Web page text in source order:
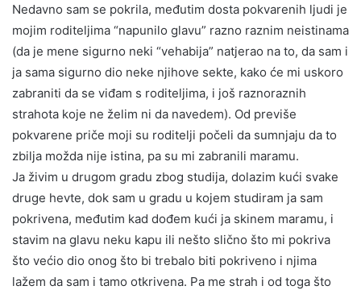
Nedavno sam se pokrila, međutim dosta pokvarenih ljudi je
mojim roditeljima “napunilo glavu” razno raznim neistinama
(da je mene sigurno neki “vehabija” natjerao na to, da sam i
ja sama sigurno dio neke njihove sekte, kako će mi uskoro
zabraniti da se viđam s roditeljima, i još raznoraznih
strahota koje ne želim ni da navedem). Od previše
pokvarene priče moji su roditelji počeli da sumnjaju da to
zbilja možda nije istina, pa su mi zabranili maramu.
Ja živim u drugom gradu zbog studija, dolazim kući svake
druge hevte, dok sam u gradu u kojem studiram ja sam
pokrivena, međutim kad dođem kući ja skinem maramu, i
stavim na glavu neku kapu ili nešto slično što mi pokriva
što većio dio onog što bi trebalo biti pokriveno i njima
lažem da sam i tamo otkrivena. Pa me strah i od toga što